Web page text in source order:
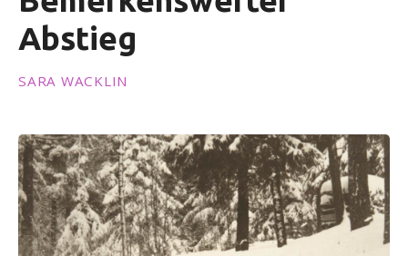
Abstieg
SARA WACKLIN